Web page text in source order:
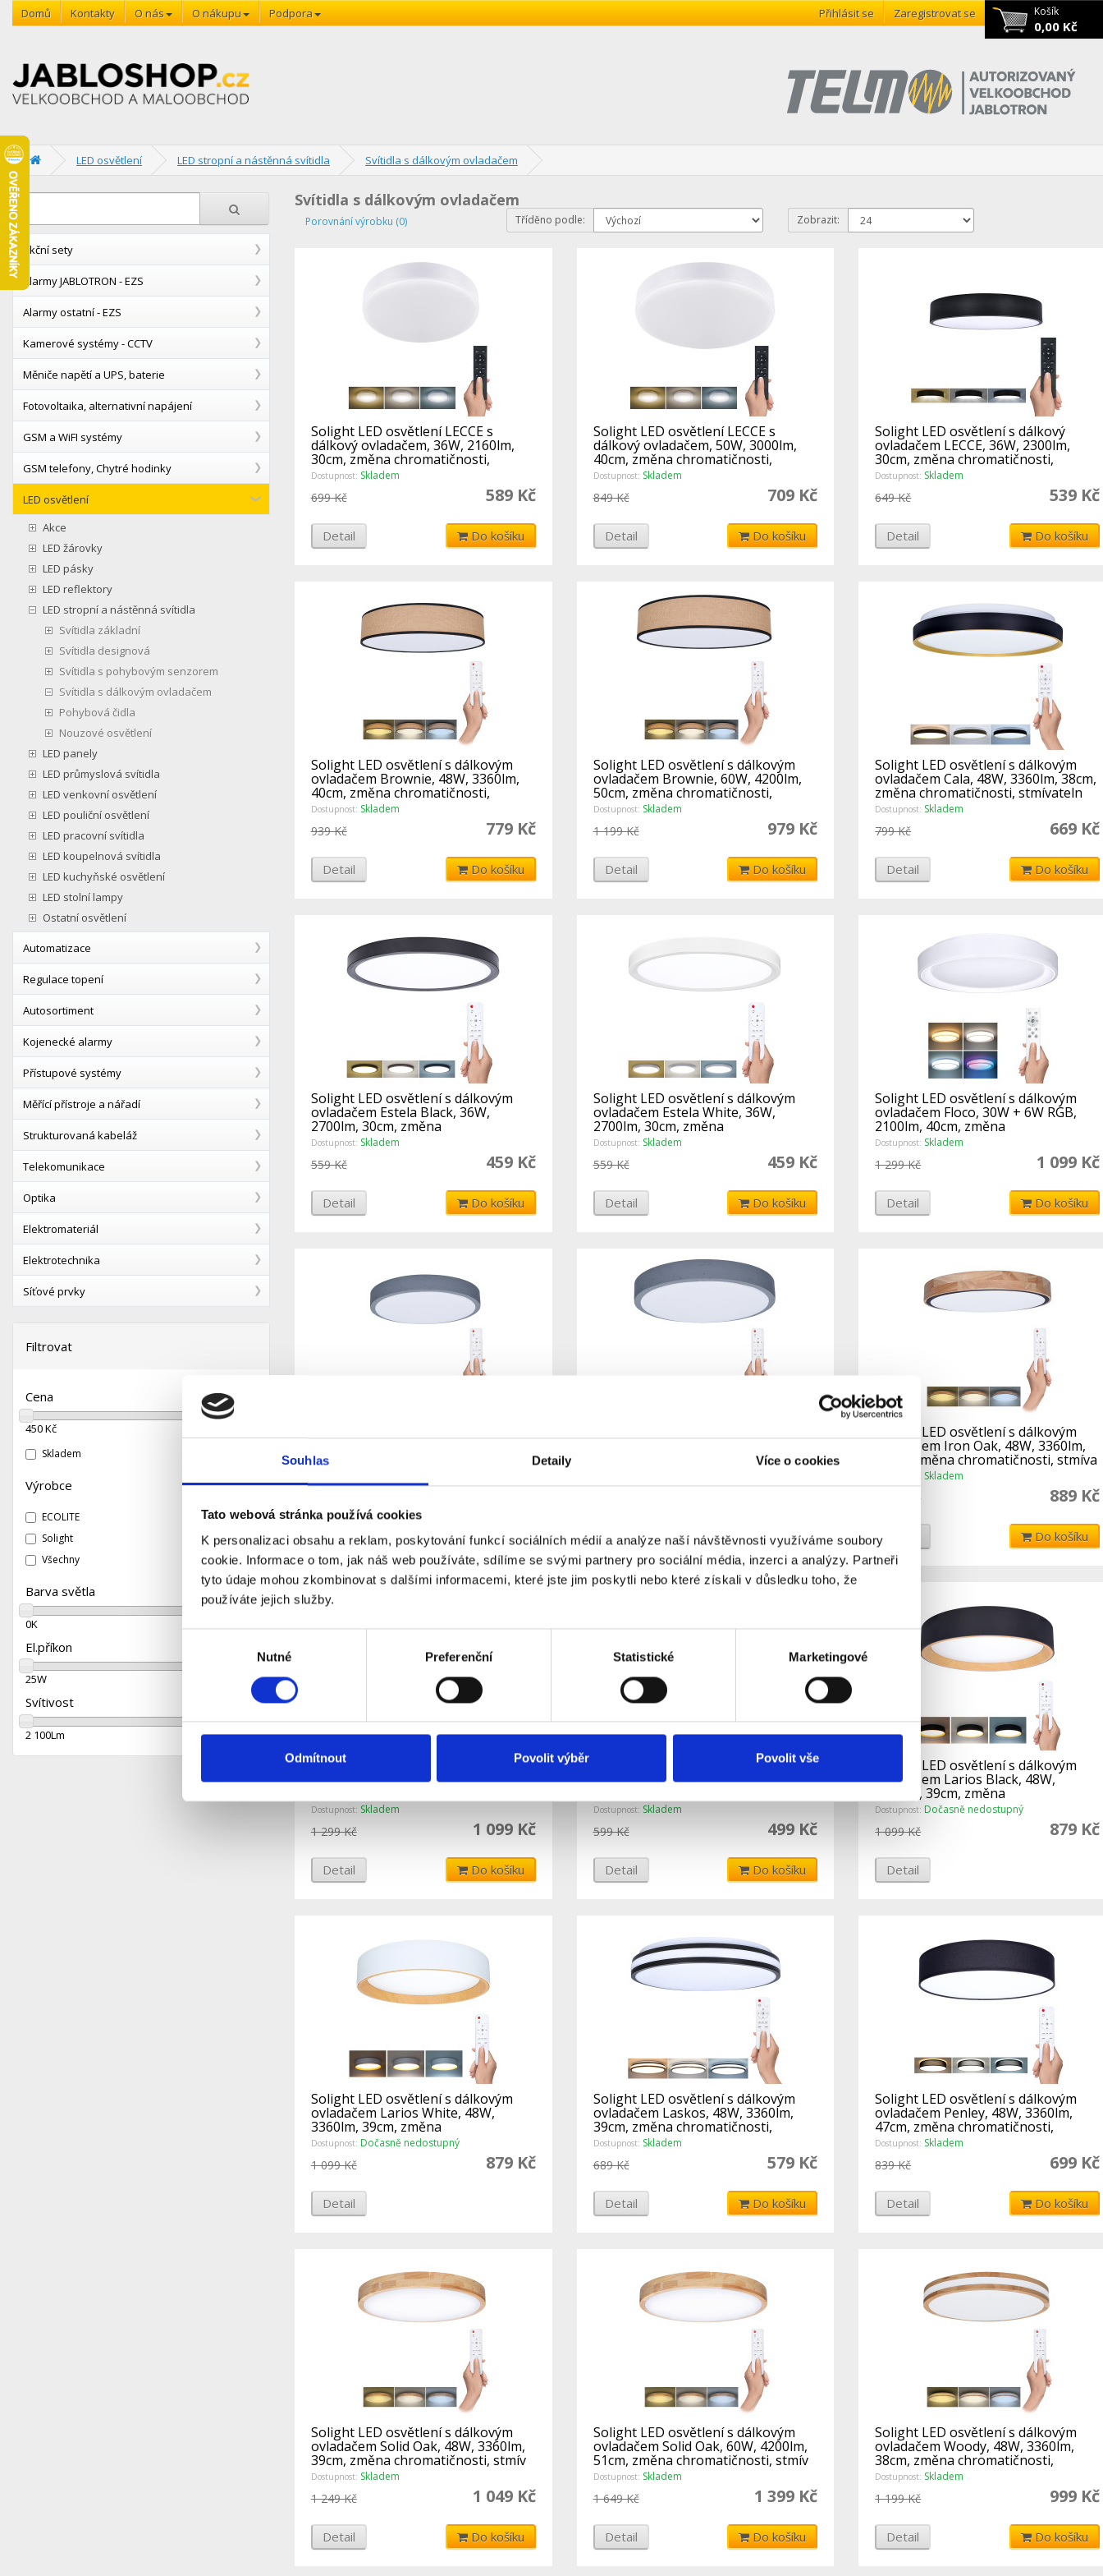
Souhlas Detaily Více o cookies
Tato webová stránka používá cookies
K personalizaci obsahu a reklam, poskytování funkcí sociálních médií a analýze naší návštěvnosti využíváme soubory
cookie. Informace o tom, jak náš web používáte, sdílíme se svými partnery pro sociální média, inzerci a analýzy. Partneři
tyto údaje mohou zkombinovat s dalšími informacemi, které jste jim poskytli nebo které získali v důsledku toho, že
používáte jejich služby.
Nutné Preferenční Statistické Marketingové
Odmítnout Povolit výběr Povolit vše
Košík
0,00 Kč
Domů Kontakty O nás O nákupu Podpora Přihlásit se Zaregistrovat se
LED osvětlení LED stropní a nástěnná svítidla Svítidla s dálkovým ovladačem
Akční sety
Alarmy JABLOTRON - EZS
Alarmy ostatní - EZS
Kamerové systémy - CCTV
Měniče napětí a UPS, baterie
Fotovoltaika, alternativní napájení
GSM a WiFI systémy
GSM telefony, Chytré hodinky
LED osvětlení
Akce
LED žárovky
LED pásky
LED reflektory
LED stropní a nástěnná svítidla
Svítidla základní
Svítidla designová
Svítidla s pohybovým senzorem
Svítidla s dálkovým ovladačem
Pohybová čidla
Nouzové osvětlení
LED panely
LED průmyslová svítidla
LED venkovní osvětlení
LED pouliční osvětlení
LED pracovní svítidla
LED koupelnová svítidla
LED kuchyňské osvětlení
LED stolní lampy
Ostatní osvětlení
Automatizace
Regulace topení
Autosortiment
Kojenecké alarmy
Přístupové systémy
Měřící přístroje a nářadí
Strukturovaná kabeláž
Telekomunikace
Optika
Elektromateriál
Elektrotechnika
Síťové prvky
Filtrovat
Cena
450Kč
Skladem
Výrobce
ECOLITE
Solight
Všechny
Barva světla
0K
El.příkon
25W W
Svítivost
2 100Lm 10 020Lm
Svítidla s dálkovým ovladačem
Porovnání výrobku (0) Tříděno podle: Zobrazit:
Solight LED osvětlení LECCE s
dálkový ovladačem, 36W, 2160lm,
30cm, změna chromatičnosti,
stmívateln
Dostupnost: Skladem
589 Kč
699 Kč
Detail Do košíku
Solight LED osvětlení LECCE s
dálkový ovladačem, 50W, 3000lm,
40cm, změna chromatičnosti,
stmívateln
Dostupnost: Skladem
709 Kč
849 Kč
Detail Do košíku
Solight LED osvětlení s dálkový
ovladačem LECCE, 36W, 2300lm,
30cm, změna chromatičnosti,
stmívateln
Dostupnost: Skladem
539 Kč
649 Kč
Detail Do košíku
Solight LED osvětlení s dálkovým
ovladačem Brownie, 48W, 3360lm,
40cm, změna chromatičnosti,
stmívat
Dostupnost: Skladem
779 Kč
939 Kč
Detail Do košíku
Solight LED osvětlení s dálkovým
ovladačem Brownie, 60W, 4200lm,
50cm, změna chromatičnosti,
stmívat
Dostupnost: Skladem
979 Kč
1 199 Kč
Detail Do košíku
Solight LED osvětlení s dálkovým
ovladačem Cala, 48W, 3360lm, 38cm,
změna chromatičnosti, stmívateln
Dostupnost: Skladem
669 Kč
799 Kč
Detail Do košíku
Solight LED osvětlení s dálkovým
ovladačem Estela Black, 36W,
2700lm, 30cm, změna
chromatičnosti, st
Dostupnost: Skladem
459 Kč
559 Kč
Detail Do košíku
Solight LED osvětlení s dálkovým
ovladačem Estela White, 36W,
2700lm, 30cm, změna
chromatičnosti, st
Dostupnost: Skladem
459 Kč
559 Kč
Detail Do košíku
Solight LED osvětlení s dálkovým
ovladačem Floco, 30W + 6W RGB,
2100lm, 40cm, změna
chromatičnosti,
Dostupnost: Skladem
1 099 Kč
1 299 Kč
Detail Do košíku
38cm, změna chromatičnosti,
Detail Do košíku
změna chromatičnosti, stmívateln
Detail Do košíku
Solight LED osvětlení s dálkovým
ovladačem Iron Oak, 48W, 3360lm,
40cm, změna chromatičnosti, stmíva
Skladem
889 Kč
1 099 Kč
Do košíku
Solight LED osvětlení s dálkovým
ovladačem Iron Oak, 60W, 4200lm,
Dostupnost: Skladem
1 099 Kč
1 299 Kč
Detail Do košíku
Solight LED osvětlení s dálkovým
ovladačem Jamil, 48W, 3360lm,
stmívatel
Dostupnost: Skladem
499 Kč
599 Kč
Detail Do košíku
Solight LED osvětlení s dálkovým
ovladačem Larios Black, 48W,
3360lm, 39cm, změna
chromatičnosti, st
Dostupnost: Dočasně nedostupný
879 Kč
1 099 Kč
Detail
Solight LED osvětlení s dálkovým
ovladačem Larios White, 48W,
3360lm, 39cm, změna
chromatičnosti, st
Dostupnost: Dočasně nedostupný
879 Kč
1 099 Kč
Detail
Solight LED osvětlení s dálkovým
ovladačem Laskos, 48W, 3360lm,
39cm, změna chromatičnosti,
stmívate
Dostupnost: Skladem
579 Kč
689 Kč
Detail Do košíku
Solight LED osvětlení s dálkovým
ovladačem Penley, 48W, 3360lm,
47cm, změna chromatičnosti,
stmívate
Dostupnost: Skladem
699 Kč
839 Kč
Detail Do košíku
Solight LED osvětlení s dálkovým
ovladačem Solid Oak, 48W, 3360lm,
39cm, změna chromatičnosti, stmív
Dostupnost: Skladem
1 049 Kč
1 249 Kč
Detail Do košíku
Solight LED osvětlení s dálkovým
ovladačem Solid Oak, 60W, 4200lm,
51cm, změna chromatičnosti, stmív
Dostupnost: Skladem
1 399 Kč
1 649 Kč
Detail Do košíku
Solight LED osvětlení s dálkovým
ovladačem Woody, 48W, 3360lm,
38cm, změna chromatičnosti,
stmívatel
Dostupnost: Skladem
999 Kč
1 199 Kč
Detail Do košíku